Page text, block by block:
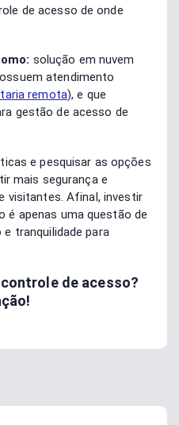
de acesso de onde
solução em nuvem
atendimento
remota), e que
gestão de acesso de
e pesquisar as opções
mais segurança e
visitantes. Afinal, investir
é apenas uma questão de
tranquilidade para
de acesso?